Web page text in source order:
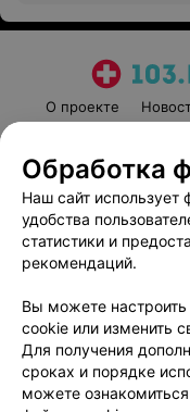
О проекте
Обработка
Наш сайт использует
удобства
статистики и
рекомендаций.
Вы можете
cookie или изменить
Для получения
сроках и порядке
можете